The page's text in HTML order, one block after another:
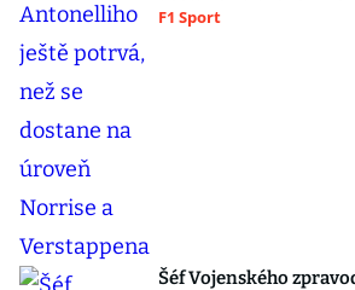
F1 Sport
Šéf Vojenského